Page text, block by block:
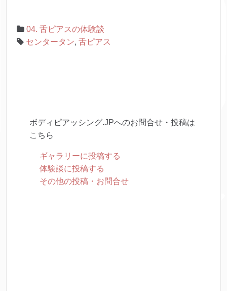
04. 舌ピアスの体験談
センタータン, 舌ピアス
ボディピアッシング.JPへのお問合せ・投稿は
こちら
ギャラリーに投稿する
体験談に投稿する
その他の投稿・お問合せ